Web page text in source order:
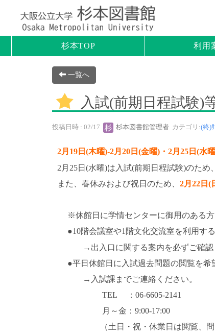
杉本TOP 利用
一覧へ
入試(前期日程試験)
投稿日時 : 02/17 杉本図書館管理者 カテゴリ:(終)
2月19日(木曜)-2月20日(金曜)・2月25日(水
2月25日(水曜)は入試(前期日程試験)のため
また、春休みおよび祝日のため、 2月22日(
※休館日に学情センターに御用のある方
●10階会議室や1階文化交流室を利用す
→出入口に関する案内を必ずご確認
●平日休館日に入試過去問題の閲覧を
→入試課までご連絡ください。
TEL ：06-6605-2141
月～金：9:00-17:00
（土日・祝・休業日は閲覧、問い